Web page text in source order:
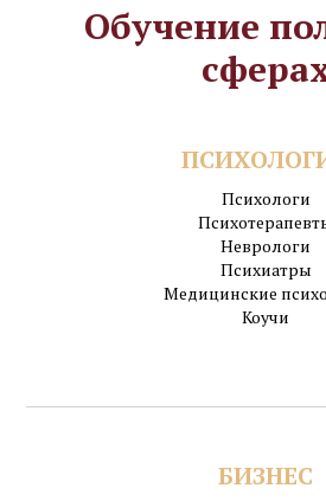
Обучение
Психологи
Неврологи
Психиатры
Медицинские
Коучи
БИЗНЕС